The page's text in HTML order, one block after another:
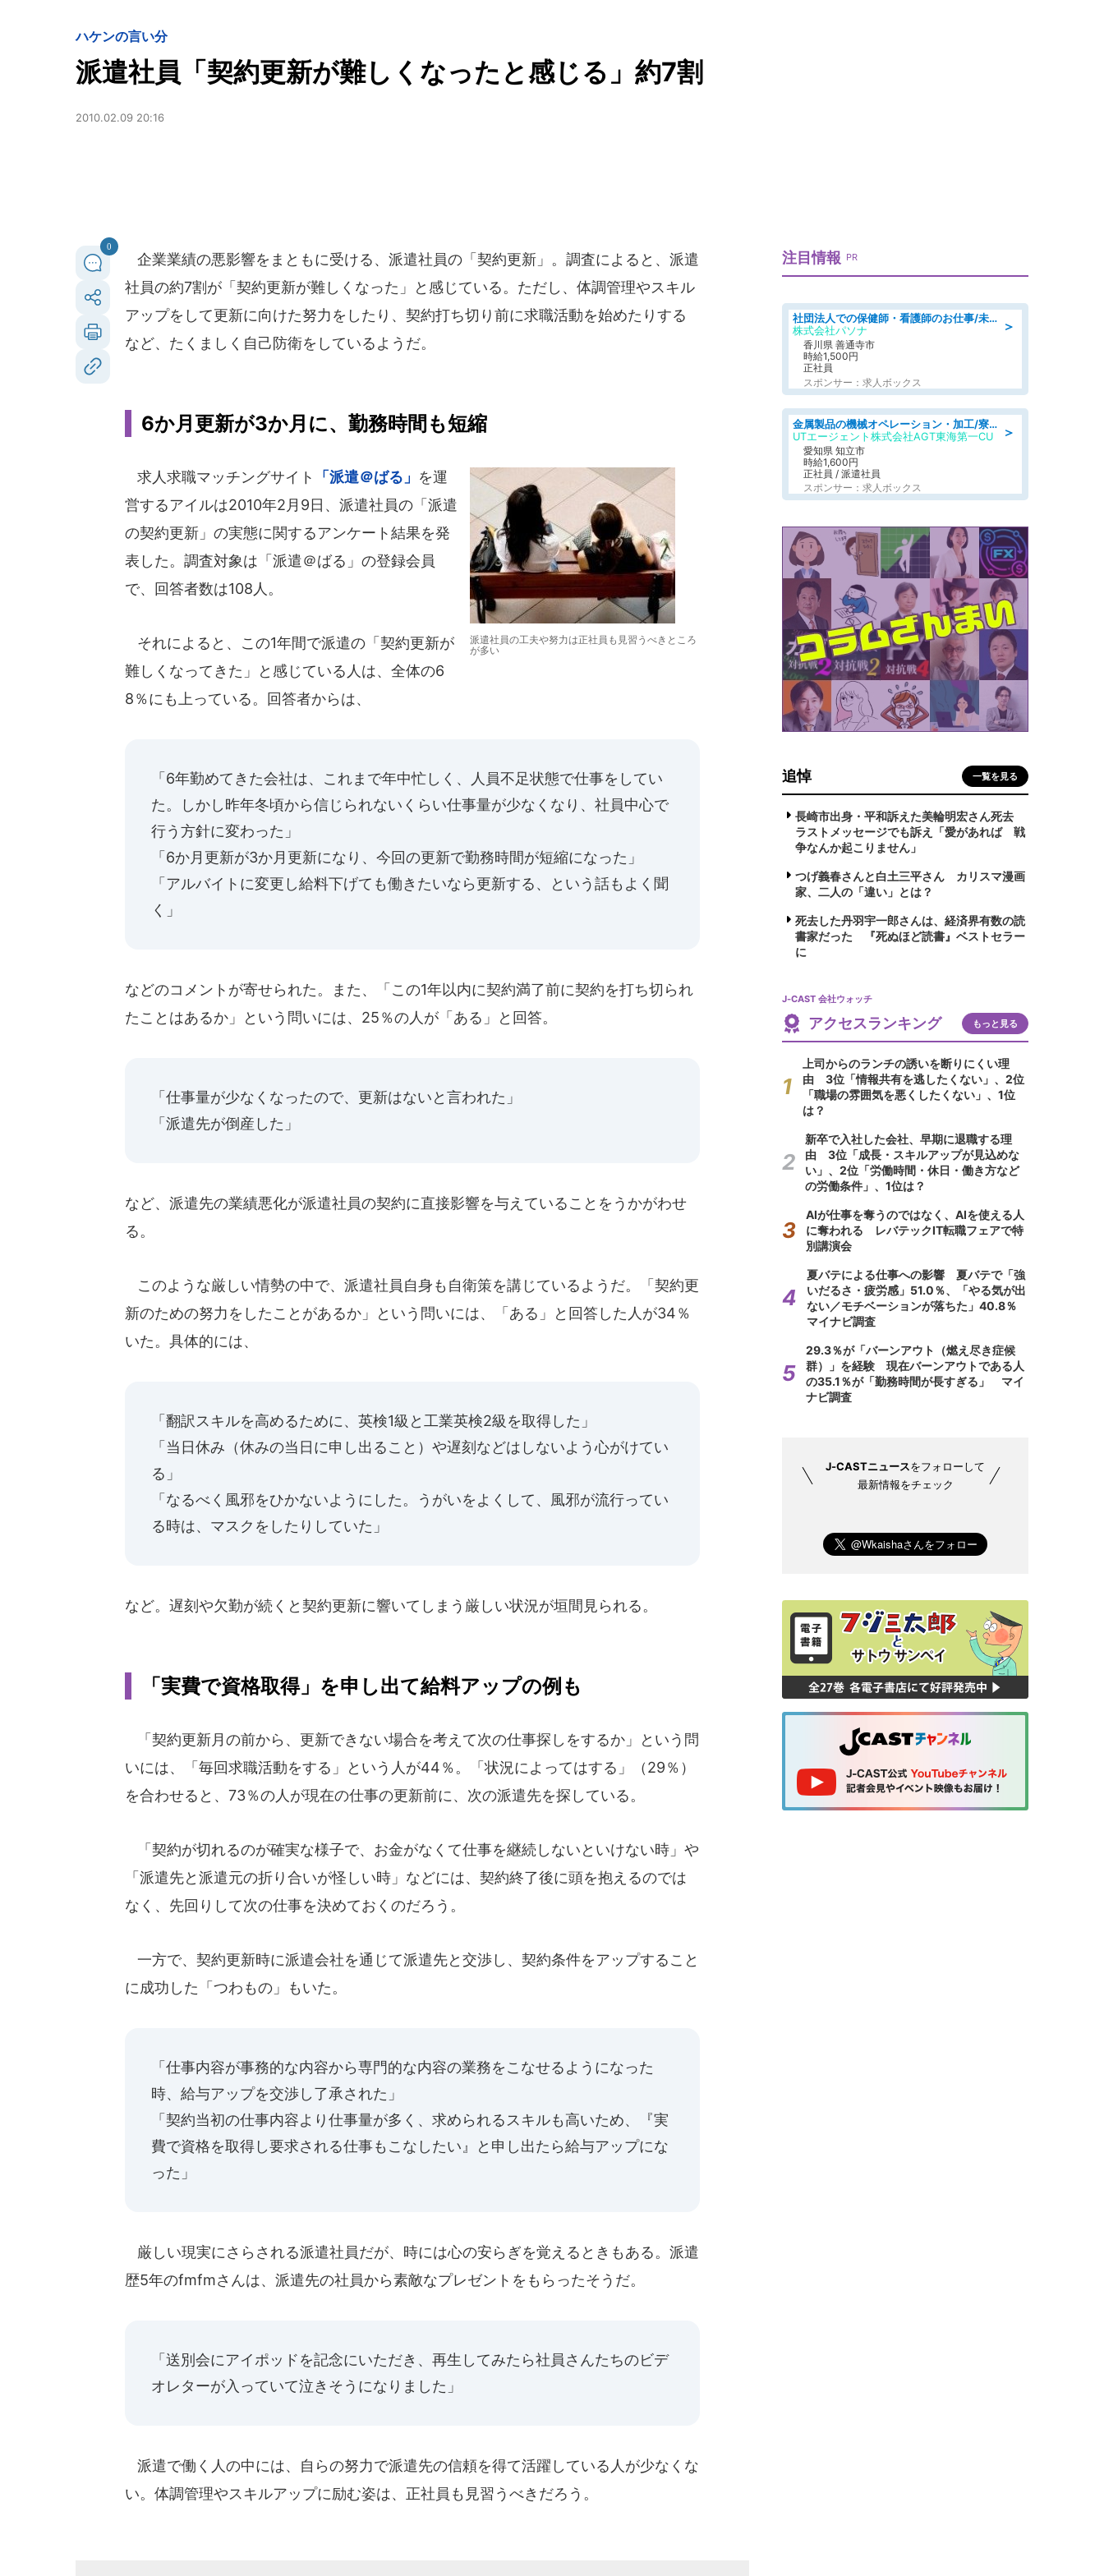
ハケンの言い分
派遣社員「契約更新が難しくなったと感じる」約7割
2010.02.09 20:16
0
企業業績の悪影響をまともに受ける、派遣社員の「契約更新」。調査によると、派遣
社員の約7割が「契約更新が難しくなった」と感じている。ただし、体調管理やスキル
アップをして更新に向けた努力をしたり、契約打ち切り前に求職活動を始めたりする
など、たくましく自己防衛をしているようだ。
6か月更新が3か月に、勤務時間も短縮
派遣社員の工夫や努力は正社員も見習うべきところ
が多い
求人求職マッチングサイト 「派遣＠ばる」 を運
営するアイルは2010年2月9日、派遣社員の「派遣
の契約更新」の実態に関するアンケート結果を発
表した。調査対象は「派遣＠ばる」の登録会員
で、回答者数は108人。
それによると、この1年間で派遣の「契約更新が
難しくなってきた」と感じている人は、全体の6
8％にも上っている。回答者からは、
「6年勤めてきた会社は、これまで年中忙しく、人員不足状態で仕事をしてい
た。しかし昨年冬頃から信じられないくらい仕事量が少なくなり、社員中心で
行う方針に変わった」
「6か月更新が3か月更新になり、今回の更新で勤務時間が短縮になった」
「アルバイトに変更し給料下げても働きたいなら更新する、という話もよく聞
く」
などのコメントが寄せられた。また、「この1年以内に契約満了前に契約を打ち切られ
たことはあるか」という問いには、25％の人が「ある」と回答。
「仕事量が少なくなったので、更新はないと言われた」
「派遣先が倒産した」
など、派遣先の業績悪化が派遣社員の契約に直接影響を与えていることをうかがわせ
る。
このような厳しい情勢の中で、派遣社員自身も自衛策を講じているようだ。「契約更
新のための努力をしたことがあるか」という問いには、「ある」と回答した人が34％
いた。具体的には、
「翻訳スキルを高めるために、英検1級と工業英検2級を取得した」
「当日休み（休みの当日に申し出ること）や遅刻などはしないよう心がけてい
る」
「なるべく風邪をひかないようにした。うがいをよくして、風邪が流行ってい
る時は、マスクをしたりしていた」
など。遅刻や欠勤が続くと契約更新に響いてしまう厳しい状況が垣間見られる。
「実費で資格取得」を申し出て給料アップの例も
「契約更新月の前から、更新できない場合を考えて次の仕事探しをするか」という問
いには、「毎回求職活動をする」という人が44％。「状況によってはする」（29％）
を合わせると、73％の人が現在の仕事の更新前に、次の派遣先を探している。
「契約が切れるのが確実な様子で、お金がなくて仕事を継続しないといけない時」や
「派遣先と派遣元の折り合いが怪しい時」などには、契約終了後に頭を抱えるのでは
なく、先回りして次の仕事を決めておくのだろう。
一方で、契約更新時に派遣会社を通じて派遣先と交渉し、契約条件をアップすること
に成功した「つわもの」もいた。
「仕事内容が事務的な内容から専門的な内容の業務をこなせるようになった
時、給与アップを交渉し了承された」
「契約当初の仕事内容より仕事量が多く、求められるスキルも高いため、『実
費で資格を取得し要求される仕事もこなしたい』と申し出たら給与アップにな
った」
厳しい現実にさらされる派遣社員だが、時には心の安らぎを覚えるときもある。派遣
歴5年のfmfmさんは、派遣先の社員から素敵なプレゼントをもらったそうだ。
「送別会にアイポッドを記念にいただき、再生してみたら社員さんたちのビデ
オレターが入っていて泣きそうになりました」
派遣で働く人の中には、自らの努力で派遣先の信頼を得て活躍している人が少なくな
い。体調管理やスキルアップに励む姿は、正社員も見習うべきだろう。
注目情報 PR
＞
社団法人での保健師・看護師のお仕事/未経験OK/要資格:普通免許、保健師、正看護師
株式会社パソナ
香川県 善通寺市
時給1,500円
正社員
スポンサー：求人ボックス
＞
金属製品の機械オペレーション・加工/寮完備/日払い/工場・製造
UTエージェント株式会社AGT東海第一CU
愛知県 知立市
時給1,600円
正社員 / 派遣社員
スポンサー：求人ボックス
追悼 一覧を見る
長崎市出身・平和訴えた美輪明宏さん死去
ラストメッセージでも訴え「愛があれば 戦
争なんか起こりません」
つげ義春さんと白土三平さん カリスマ漫画
家、二人の「違い」とは？
死去した丹羽宇一郎さんは、経済界有数の読
書家だった 『死ぬほど読書』ベストセラー
に
J-CAST 会社ウォッチ
アクセスランキング もっと見る
上司からのランチの誘いを断りにくい理
由 3位「情報共有を逃したくない」、2位
「職場の雰囲気を悪くしたくない」、1位
は？
新卒で入社した会社、早期に退職する理
由 3位「成長・スキルアップが見込めな
い」、2位「労働時間・休日・働き方など
の労働条件」、1位は？
AIが仕事を奪うのではなく、AIを使える人
に奪われる レバテックIT転職フェアで特
別講演会
夏バテによる仕事への影響 夏バテで「強
いだるさ・疲労感」51.0％、「やる気が出
ない／モチベーションが落ちた」40.8％
マイナビ調査
29.3％が「バーンアウト（燃え尽き症候
群）」を経験 現在バーンアウトである人
の35.1％が「勤務時間が長すぎる」 マイ
ナビ調査
J-CASTニュースをフォローして
最新情報をチェック